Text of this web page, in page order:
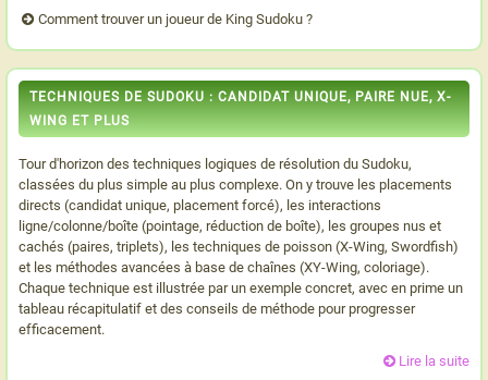
Comment trouver un joueur de King Sudoku ?
TECHNIQUES DE SUDOKU : CANDIDAT UNIQUE, PAIRE NUE, X-
WING ET PLUS
Tour d'horizon des techniques logiques de résolution du Sudoku,
classées du plus simple au plus complexe. On y trouve les placements
directs (candidat unique, placement forcé), les interactions
ligne/colonne/boîte (pointage, réduction de boîte), les groupes nus et
cachés (paires, triplets), les techniques de poisson (X-Wing, Swordfish)
et les méthodes avancées à base de chaînes (XY-Wing, coloriage).
Chaque technique est illustrée par un exemple concret, avec en prime un
tableau récapitulatif et des conseils de méthode pour progresser
efficacement.
Lire la suite